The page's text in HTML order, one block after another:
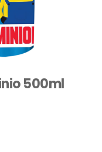
500ml